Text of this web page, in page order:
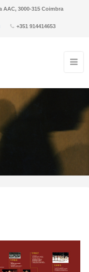
3000-315 Coimbra
+351 914414653